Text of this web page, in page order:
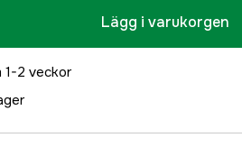
Lägg i varukorgen
1-2 veckor